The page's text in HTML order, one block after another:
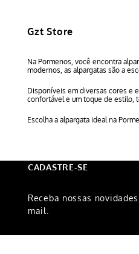
Gzt Store
Na Pormenos, você encontra
modernos, as alpargatas são a
Disponíveis em diversas cores e
confortável e um toque de estilo,
Escolha a alpargata ideal na
CADASTRE-SE
Receba nossas
mail.